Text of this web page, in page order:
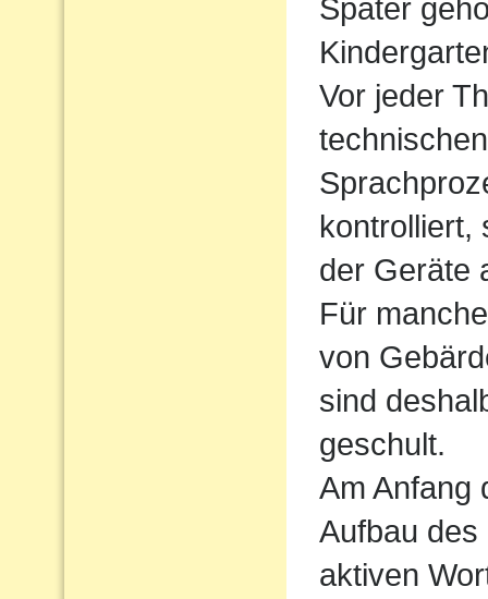
Später
Vor jeder
kontrolliert,
der Geräte
Für
von
sind
geschult.
Am Anfang
Aufbau
aktiven